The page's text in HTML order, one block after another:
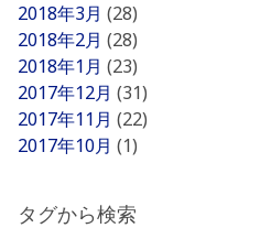
2018年3月 (28)
2018年2月 (28)
2018年1月 (23)
2017年12月 (31)
2017年11月 (22)
2017年10月 (1)
タグから検索